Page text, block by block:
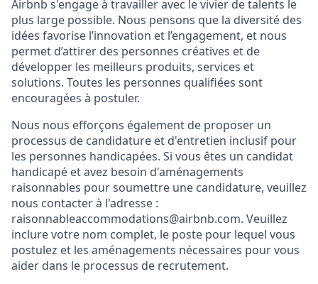
Airbnb s'engage à travailler avec le vivier de talents le
plus large possible. Nous pensons que la diversité des
idées favorise l’innovation et l’engagement, et nous
permet d’attirer des personnes créatives et de
développer les meilleurs produits, services et
solutions. Toutes les personnes qualifiées sont
encouragées à postuler.
Nous nous efforçons également de proposer un
processus de candidature et d'entretien inclusif pour
les personnes handicapées. Si vous êtes un candidat
handicapé et avez besoin d'aménagements
raisonnables pour soumettre une candidature, veuillez
nous contacter à l'adresse :
raisonnableaccommodations@airbnb.com. Veuillez
inclure votre nom complet, le poste pour lequel vous
postulez et les aménagements nécessaires pour vous
aider dans le processus de recrutement.